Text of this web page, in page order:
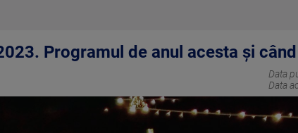
Programul de anul acesta și
Data
Data